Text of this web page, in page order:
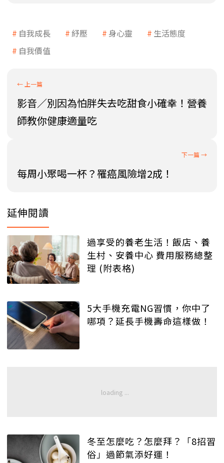
自我成長 紓壓 身心靈
生活態度
自我價值
影音／別因為怕胖失去吃甜食小確幸！營養
師教你健康適量吃
每周小聚喝一杯？罹癌風險增2成！
延伸閱讀
過享受的養老生活！飯店、養
生村、安養中心 費用服務總整
理 (附表格)
5大手機充電NG習慣，你中了
哪項？延長手機壽命這樣做！
冬至怎麼吃？怎麼拜？「8招習
俗」過節氣添好運！